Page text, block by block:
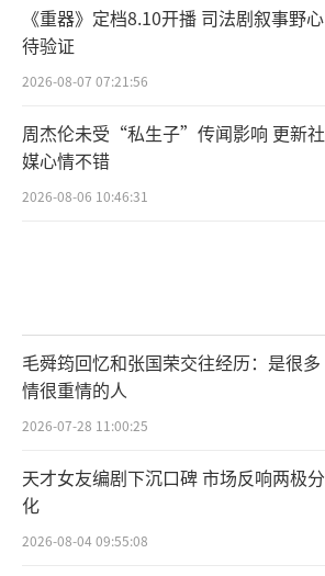
《重器》定档8.10开播 司法剧叙事野心
待验证
2026-08-07 07:21:56
周杰伦未受“私生子”传闻影响 更新社
媒心情不错
2026-08-06 10:46:31
毛舜筠回忆和张国荣交往经历：是很多
情很重情的人
2026-07-28 11:00:25
天才女友编剧下沉口碑 市场反响两极分
化
2026-08-04 09:55:08